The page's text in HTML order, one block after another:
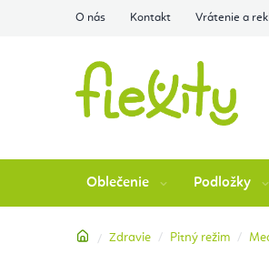
O nás Kontakt Vrátenie a
Oblečenie Podložky
Domov
Zdravie Pitný režim